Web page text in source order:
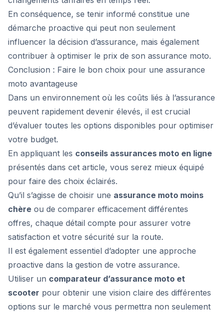
En conséquence, se tenir informé constitue une
démarche proactive qui peut non seulement
influencer la décision d’assurance, mais également
contribuer à optimiser le prix de son assurance moto.
Conclusion : Faire le bon choix pour une assurance
moto avantageuse
Dans un environnement où les coûts liés à l’assurance
peuvent rapidement devenir élevés, il est crucial
d’évaluer toutes les options disponibles pour optimiser
votre budget.
En appliquant les conseils assurances moto en ligne
présentés dans cet article, vous serez mieux équipé
pour faire des choix éclairés.
Qu’il s’agisse de choisir une assurance moto moins
chère ou de comparer efficacement différentes
offres, chaque détail compte pour assurer votre
satisfaction et votre sécurité sur la route.
Il est également essentiel d’adopter une approche
proactive dans la gestion de votre assurance.
Utiliser un comparateur d’assurance moto et
scooter pour obtenir une vision claire des différentes
options sur le marché vous permettra non seulement